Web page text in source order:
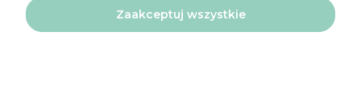
Projekt i wykonanie:Ecommercy.pl
Zaakceptuj wszystkie